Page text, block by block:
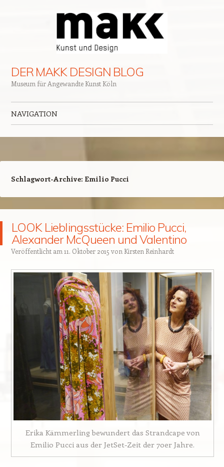
DER MAKK DESIGN BLOG
Museum für Angewandte Kunst Köln
NAVIGATION
Schlagwort-Archive: Emilio Pucci
LOOK Lieblingsstücke: Emilio Pucci,
Alexander McQueen und Valentino
Veröffentlicht am 11. Oktober 2015 von Kirsten Reinhardt
Erika Kämmerling bewundert das Strandcape von
Emilio Pucci aus der JetSet-Zeit der 70er Jahre.